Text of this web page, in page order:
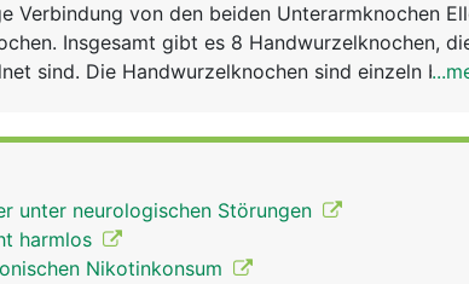
Verbindung von den beiden Unterarmknochen
Insgesamt gibt es 8 Handwurzelknochen,
sind. Die Handwurzelknochen sind einzeln
mit denen die Finger bewegt werden.
unter neurologischen Störungen
harmlos
Nikotinkonsum